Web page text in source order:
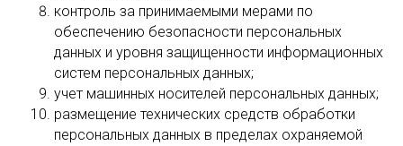
контроль за принимаемыми мерами по
обеспечению безопасности персональных
данных и уровня защищенности информационных
систем персональных данных;
учет машинных носителей персональных данных;
размещение технических средств обработки
персональных данных в пределах охраняемой